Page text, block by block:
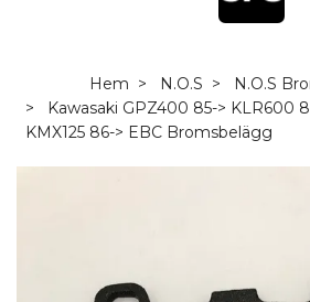
Hem N.O.S
N.O.S
Kawasaki GPZ400 85-> KLR600
KMX125 86-> EBC Bromsbelägg